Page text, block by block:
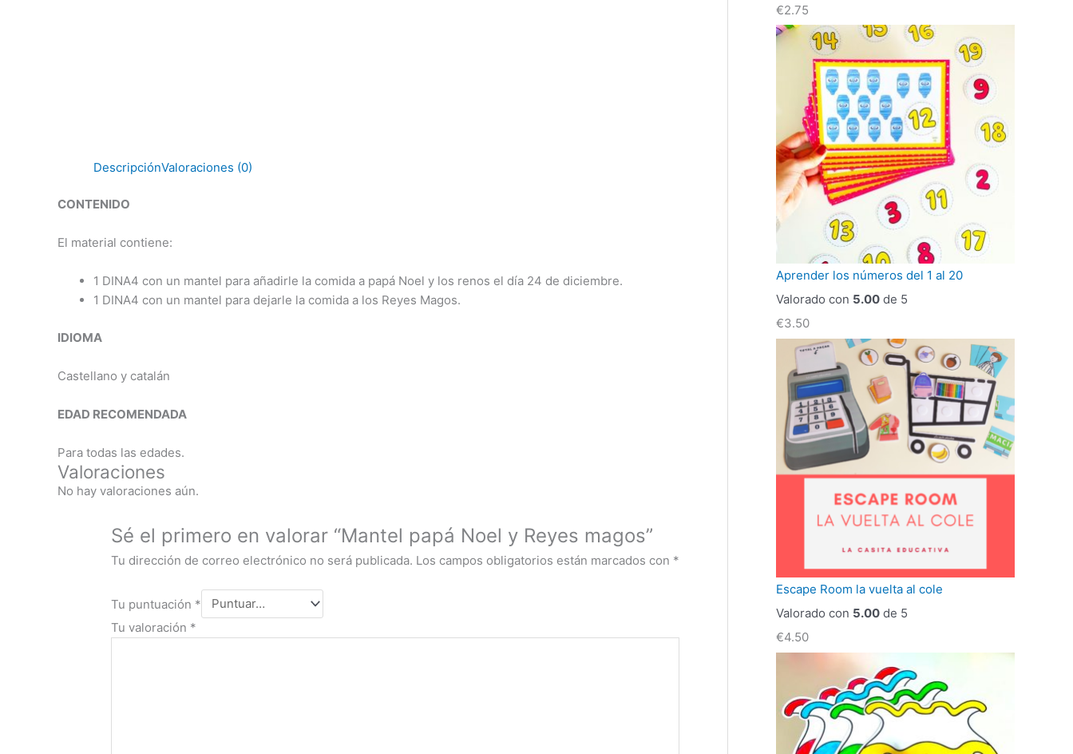
DescripciónValoraciones (0)
CONTENIDO
El material contiene:
1 DINA4 con un mantel para añadirle la comida a papá Noel y los renos el día 24 de diciembre.
1 DINA4 con un mantel para dejarle la comida a los Reyes Magos.
IDIOMA
Castellano y catalán
EDAD RECOMENDADA
Para todas las edades.
Valoraciones
No hay valoraciones aún.
Sé el primero en valorar “Mantel papá Noel y Reyes magos”
Tu dirección de correo electrónico no será publicada. Los campos obligatorios están marcados con *
Tu puntuación *
Tu valoración *
€2.75
Aprender los números del 1 al 20
Valorado con 5.00 de 5
€3.50
Escape Room la vuelta al cole
Valorado con 5.00 de 5
€4.50